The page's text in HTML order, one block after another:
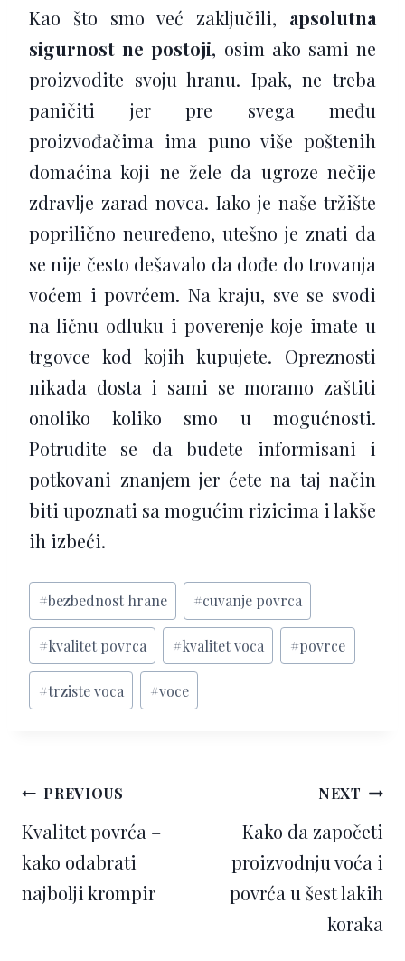
Kao što smo već zaključili, apsolutna
sigurnost ne postoji, osim ako sami ne
proizvodite svoju hranu. Ipak, ne treba
paničiti jer pre svega među
proizvođačima ima puno više poštenih
domaćina koji ne žele da ugroze nečije
zdravlje zarad novca. Iako je naše tržište
poprilično neuređeno, utešno je znati da
se nije često dešavalo da dođe do trovanja
voćem i povrćem. Na kraju, sve se svodi
na ličnu odluku i poverenje koje imate u
trgovce kod kojih kupujete. Opreznosti
nikada dosta i sami se moramo zaštiti
onoliko koliko smo u mogućnosti.
Potrudite se da budete informisani i
potkovani znanjem jer ćete na taj način
biti upoznati sa mogućim rizicima i lakše
ih izbeći.
Post
Tags:
#bezbednost hrane #cuvanje povrca
#kvalitet povrca #kvalitet voca #povrce
#trziste voca #voce
Кретање
чланка
PREVIOUS
Kvalitet povrća –
kako odabrati
najbolji krompir
NEXT
Kako da započeti
proizvodnju voća i
povrća u šest lakih
koraka